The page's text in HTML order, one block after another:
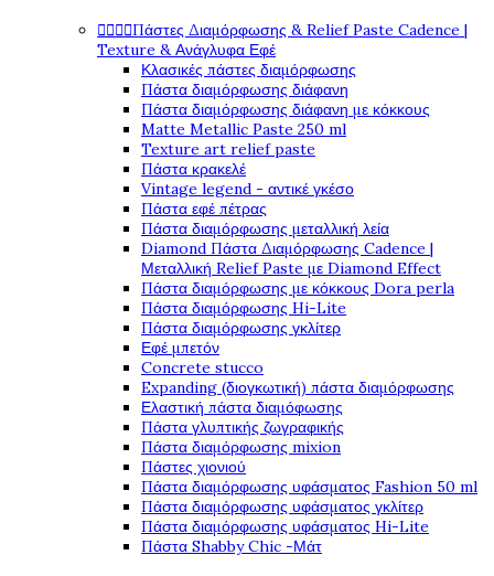
   Πάστες Διαμόρφωσης & Relief Paste Cadence |
Texture & Ανάγλυφα Εφέ
Κλασικές πάστες διαμόρφωσης
Πάστα διαμόρφωσης διάφανη
Πάστα διαμόρφωσης διάφανη με κόκκους
Matte Metallic Paste 250 ml
Texture art relief paste
Πάστα κρακελέ
Vintage legend - αντικέ γκέσο
Πάστα εφέ πέτρας
Πάστα διαμόρφωσης μεταλλική λεία
Diamond Πάστα Διαμόρφωσης Cadence |
Μεταλλική Relief Paste με Diamond Effect
Πάστα διαμόρφωσης με κόκκους Dora perla
Πάστα διαμόρφωσης Hi-Lite
Πάστα διαμόρφωσης γκλίτερ
Εφέ μπετόν
Concrete stucco
Expanding (διογκωτική) πάστα διαμόρφωσης
Ελαστική πάστα διαμόφωσης
Πάστα γλυπτικής ζωγραφικής
Πάστα διαμόρφωσης mixion
Πάστες χιονιού
Πάστα διαμόρφωσης υφάσματος Fashion 50 ml
Πάστα διαμόρφωσης υφάσματος γκλίτερ
Πάστα διαμόρφωσης υφάσματος Hi-Lite
Πάστα Shabby Chic -Μάτ